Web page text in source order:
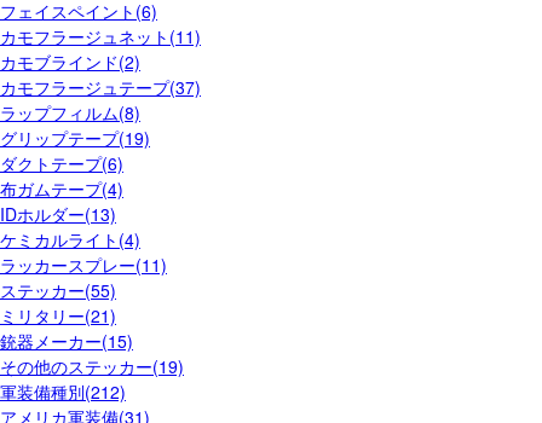
フェイスペイント(6)
カモフラージュネット(11)
カモブラインド(2)
カモフラージュテープ(37)
ラップフィルム(8)
グリップテープ(19)
ダクトテープ(6)
布ガムテープ(4)
IDホルダー(13)
ケミカルライト(4)
ラッカースプレー(11)
ステッカー(55)
ミリタリー(21)
銃器メーカー(15)
その他のステッカー(19)
軍装備種別(212)
アメリカ軍装備(31)